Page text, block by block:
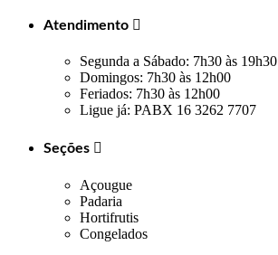
Atendimento
Segunda a Sábado: 7h30 às 19h30
Domingos: 7h30 às 12h00
Feriados: 7h30 às 12h00
Ligue já: PABX 16 3262 7707
Seções 
Açougue
Padaria
Hortifrutis
Congelados